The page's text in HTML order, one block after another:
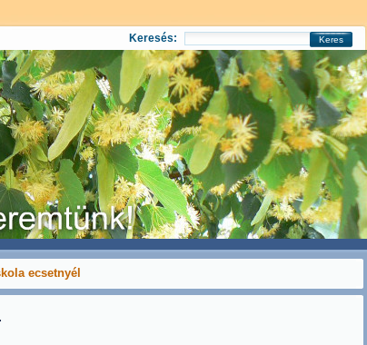
ecsetnyél
Keresés: Keres